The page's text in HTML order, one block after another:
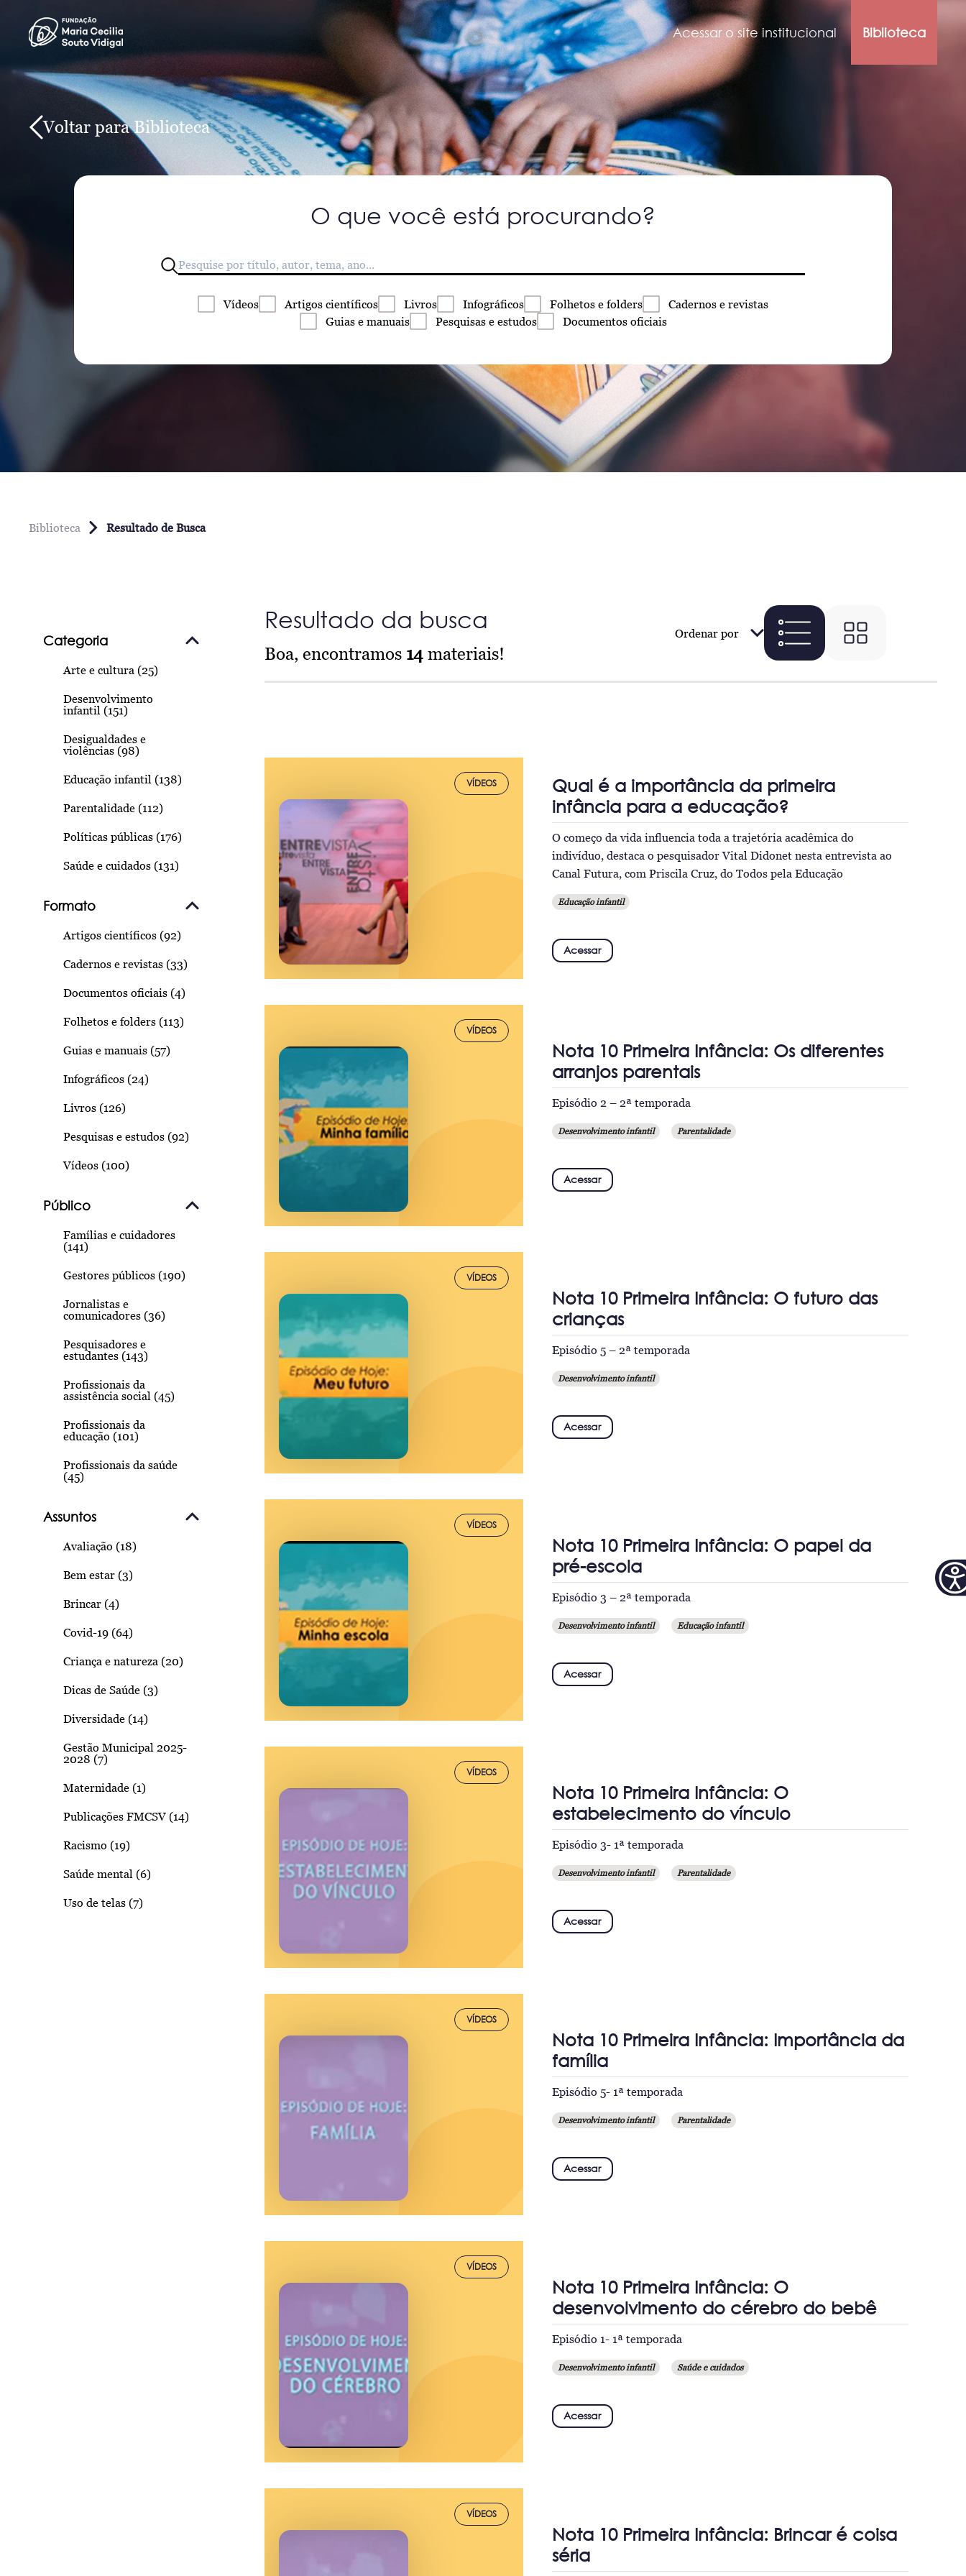
Acessar o site institucional Biblioteca
Voltar para Biblioteca
O que você está procurando?
Vídeos Artigos científicos Livros Infográficos Folhetos e folders Cadernos e revistas
Guias e manuais Pesquisas e estudos Documentos oficiais
Biblioteca Resultado de Busca
Categoria
Arte e cultura (25)
Desenvolvimento
infantil (151)
Desigualdades e
violências (98)
Educação infantil (138)
Parentalidade (112)
Políticas públicas (176)
Saúde e cuidados (131)
Formato
Artigos científicos (92)
Cadernos e revistas (33)
Documentos oficiais (4)
Folhetos e folders (113)
Guias e manuais (57)
Infográficos (24)
Livros (126)
Pesquisas e estudos (92)
Vídeos (100)
Público
Famílias e cuidadores
(141)
Gestores públicos (190)
Jornalistas e
comunicadores (36)
Pesquisadores e
estudantes (143)
Profissionais da
assistência social (45)
Profissionais da
educação (101)
Profissionais da saúde
(45)
Assuntos
Avaliação (18)
Bem estar (3)
Brincar (4)
Covid-19 (64)
Criança e natureza (20)
Dicas de Saúde (3)
Diversidade (14)
Gestão Municipal 2025-
2028 (7)
Maternidade (1)
Publicações FMCSV (14)
Racismo (19)
Saúde mental (6)
Uso de telas (7)
Resultado da busca
Boa, encontramos 14materiais!
Ordenar por
VÍDEOS
Qual é a importância da primeira
infância para a educação?
O começo da vida influencia toda a trajetória acadêmica do
indivíduo, destaca o pesquisador Vital Didonet nesta entrevista ao
Canal Futura, com Priscila Cruz, do Todos pela Educação
Educação infantil
Acessar
VÍDEOS
Nota 10 Primeira Infância: Os diferentes
arranjos parentais
Episódio 2 – 2ª temporada
Desenvolvimento infantil Parentalidade
Acessar
VÍDEOS
Nota 10 Primeira Infância: O futuro das
crianças
Episódio 5 – 2ª temporada
Desenvolvimento infantil
Acessar
VÍDEOS
Nota 10 Primeira Infância: O papel da
pré-escola
Episódio 3 – 2ª temporada
Desenvolvimento infantil Educação infantil
Acessar
VÍDEOS
Nota 10 Primeira Infância: O
estabelecimento do vínculo
Episódio 3- 1ª temporada
Desenvolvimento infantil Parentalidade
Acessar
VÍDEOS
Nota 10 Primeira Infância: Importância da
família
Episódio 5- 1ª temporada
Desenvolvimento infantil Parentalidade
Acessar
VÍDEOS
Nota 10 Primeira Infância: O
desenvolvimento do cérebro do bebê
Episódio 1- 1ª temporada
Desenvolvimento infantil Saúde e cuidados
Acessar
VÍDEOS
Nota 10 Primeira Infância: Brincar é coisa
séria